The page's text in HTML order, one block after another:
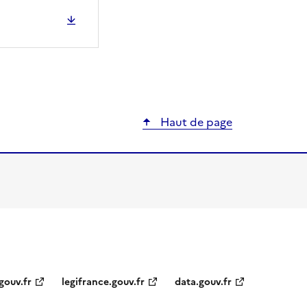
Haut de page
legifrance.gouv.fr data.gouv.fr